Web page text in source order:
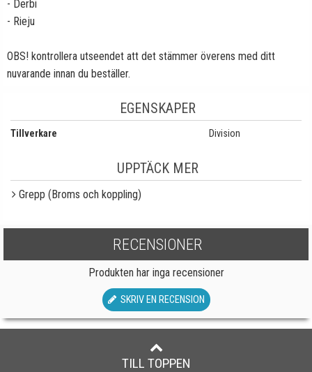
- Derbi
- Rieju
OBS! kontrollera utseendet att det stämmer överens med ditt
nuvarande innan du beställer.
EGENSKAPER
Tillverkare Division
UPPTÄCK MER
Grepp (Broms och koppling)
RECENSIONER
Produkten har inga recensioner
SKRIV EN RECENSION
TILL TOPPEN